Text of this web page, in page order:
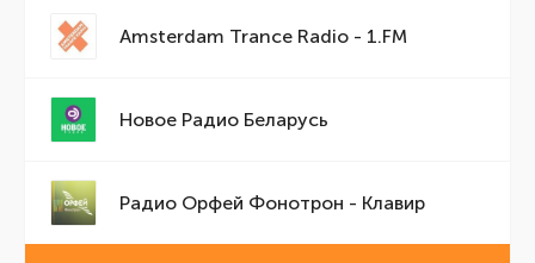
Amsterdam Trance Radio - 1.FM
Новое Радио Беларусь
Радио Орфей Фонотрон - Клавир